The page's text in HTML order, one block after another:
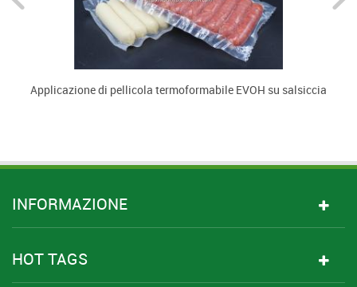
Applicazione di pellicola termoformabile EVOH su salsiccia
INFORMAZIONE
HOT TAGS